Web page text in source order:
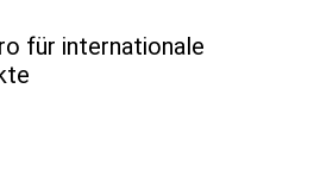
für internationale